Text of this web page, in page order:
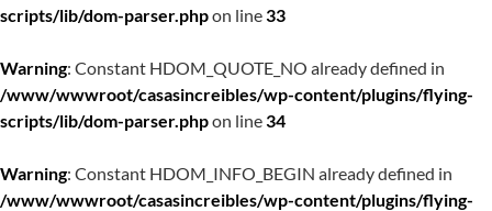
scripts/lib/dom-parser.phpon line33
Warning: Constant HDOM_QUOTE_NO already defined in
/www/wwwroot/casasincreibles/wp-content/plugins/flying-
scripts/lib/dom-parser.phpon line34
Warning: Constant HDOM_INFO_BEGIN already defined in
/www/wwwroot/casasincreibles/wp-content/plugins/flying-